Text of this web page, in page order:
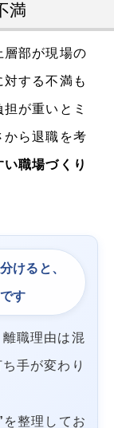
満
層部が現場の
する不満も
が重いとミ
から退職を考
い職場づくり
けると、
す
職理由は混
手が変わり
を整理してお